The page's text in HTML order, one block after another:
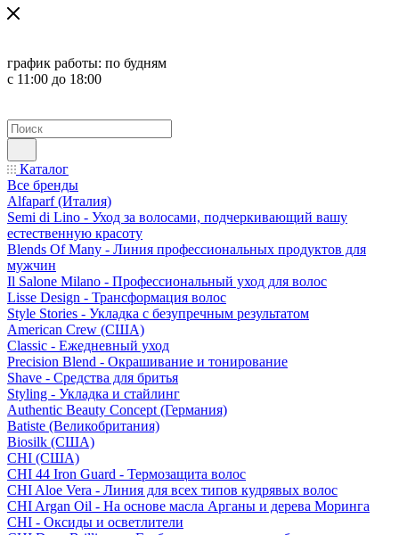
график работы: по будням
с 11:00 до 18:00
Каталог
Все бренды
Alfaparf (Италия)
Semi di Lino - Уход за волосами, подчеркивающий вашу
естественную красоту
Blends Of Many - Линия профессиональных продуктов для
мужчин
Il Salone Milano - Профессиональный уход для волос
Lisse Design - Трансформация волос
Style Stories - Укладка с безупречным результатом
American Crew (США)
Classic - Ежедневный уход
Precision Blend - Окрашивание и тонирование
Shave - Средства для бритья
Styling - Укладка и стайлинг
Authentic Beauty Concept (Германия)
Batiste (Великобритания)
Biosilk (США)
CHI (США)
CHI 44 Iron Guard - Термозащита волос
CHI Aloe Vera - Линия для всех типов кудрявых волос
CHI Argan Oil - На основе масла Арганы и дерева Моринга
CHI - Оксиды и осветлители